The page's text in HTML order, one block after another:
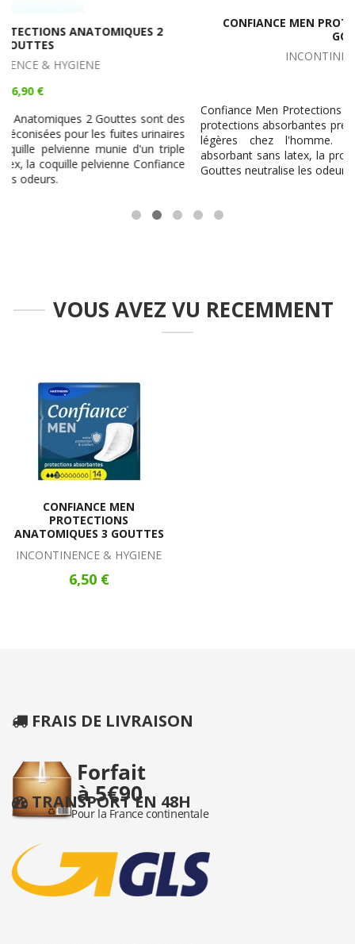
CONFIANCE MEN PROTECTIONS ANATOMIQUES 4
GOUTTES
Confiance Men Protections Anatomiques 4 Gouttes sont des
protections absorbantes préconisées pour les fuites urinaires
légères chez l'homme. Composé d'un triple coussin
absorbant sans latex, la protection de jour Confiance Men 4
Gouttes neutralise les odeurs.
VOUS AVEZ VU RECEMMENT
CONFIANCE MEN
PROTECTIONS
ANATOMIQUES 3 GOUTTES
INCONTINENCE & HYGIENE
6,50 €
FRAIS DE LIVRAISON
TRANSPORT EN 48H